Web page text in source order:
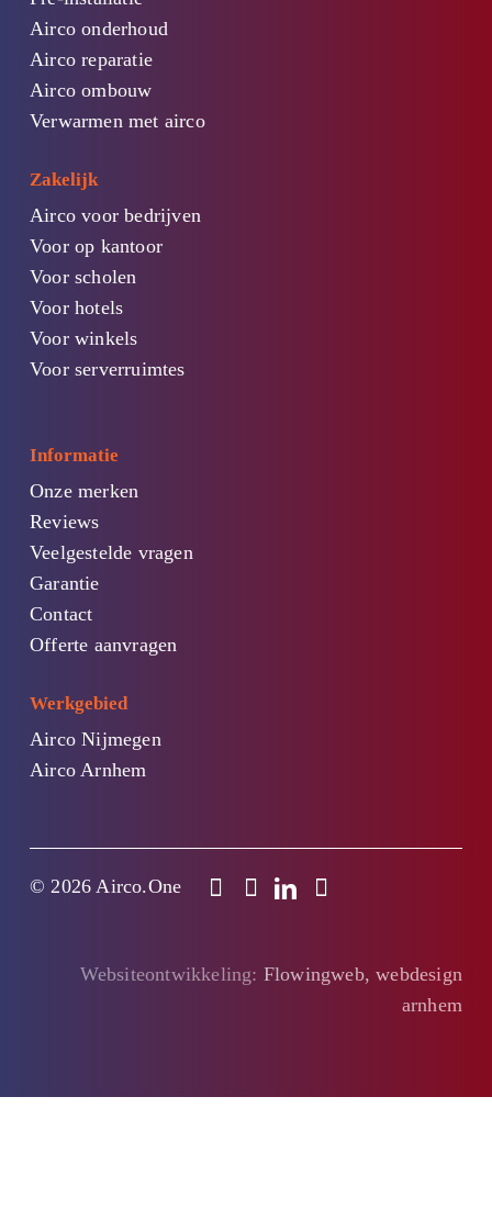
Airco onderhoud
Airco reparatie
Airco ombouw
Verwarmen met airco
Zakelijk
Airco voor bedrijven
Voor op kantoor
Voor scholen
Voor hotels
Voor winkels
Voor serverruimtes
Informatie
Onze merken
Reviews
Veelgestelde vragen
Garantie
Contact
Offerte aanvragen
Werkgebied
Airco Nijmegen
Airco Arnhem
© 2026 Airco.One
Websiteontwikkeling: Flowingweb, webdesign
arnhem